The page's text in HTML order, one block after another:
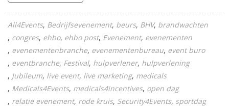
All4Events Bedrijfsevenement beurs BHV brandwachten
congres ehbo ehbo post Evenement evenementen
evenementenbranche evenementenbureau event buro
eventbranche Festival hulpverlener hulpverlening
Jubileum live event live marketing medicals
Medicals4Events medicals4incentives open dag
relatie evenement rode kruis Security4Events sportdag